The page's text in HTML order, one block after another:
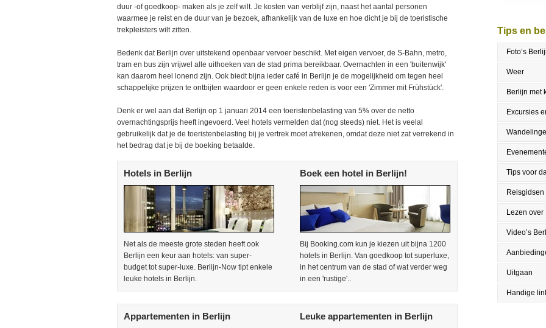
duur -of goedkoop- maken als je zelf wilt. Je kosten van verblijf zijn, naast het aantal personen
waarmee je reist en de duur van je bezoek, afhankelijk van de luxe en hoe dicht je bij de toeristische
trekpleisters wilt zitten.
Bedenk dat Berlijn over uitstekend openbaar vervoer beschikt. Met eigen vervoer, de S-Bahn, metro,
tram en bus zijn vrijwel alle uithoeken van de stad prima bereikbaar. Overnachten in een 'buitenwijk'
kan daarom heel lonend zijn. Ook biedt bijna ieder café in Berlijn je de mogelijkheid om tegen heel
schappelijke prijzen te ontbijten waardoor er geen enkele reden is voor een 'Zimmer mit Frühstück'.
Denk er wel aan dat Berlijn op 1 januari 2014 een toeristenbelasting van 5% over de netto
overnachtingsprijs heeft ingevoerd. Veel hotels vermelden dat (nog steeds) niet. Het is veelal
gebruikelijk dat je de toeristenbelasting bij je vertrek moet afrekenen, omdat deze niet zat verrekend in
het bedrag dat je bij de boeking betaalde.
Hotels in Berlijn
Net als de meeste grote steden heeft ook
Berlijn een keur aan hotels: van super-
budget tot super-luxe. Berlijn-Now tipt enkele
leuke hotels in Berlijn.
Boek een hotel in Berlijn!
Bij Booking.com kun je kiezen uit bijna 1200
hotels in Berlijn. Van goedkoop tot superluxe,
in het centrum van de stad of wat verder weg
in een 'rustige'..
Appartementen in Berlijn Leuke appartementen in Berlijn
Tips en
Foto’s
Weer
Berlijn met
Excursies
Tips voor
Reisgidsen
Lezen over
Video’s
Uitgaan
Handige